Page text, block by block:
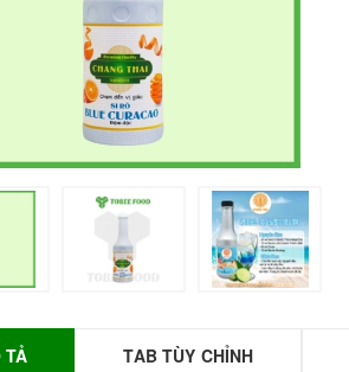
TẢ TAB TÙY CHỈNH
SỮA TOBEE
VỊ - 300g -
FOOD | Bột
FOOD